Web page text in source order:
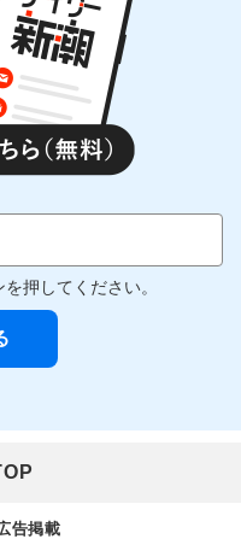
押してください。
告掲載